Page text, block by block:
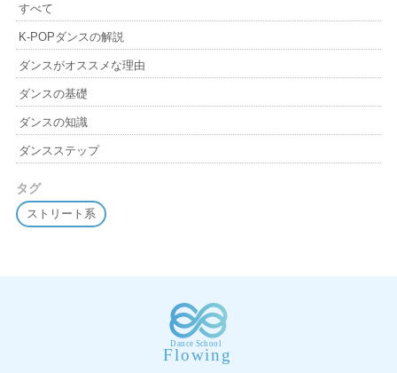
すべて
K-POPダンスの解説
ダンスがオススメな理由
ダンスの基礎
ダンスの知識
ダンスステップ
タグ
ストリート系